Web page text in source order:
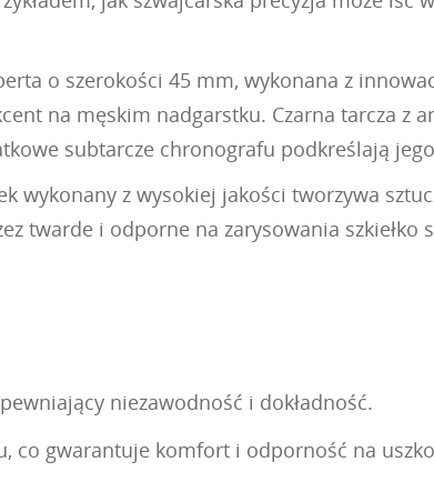
o szerokości 45 mm, wykonana z
na męskim nadgarstku. Czarna tarcza z
subtarcze chronografu podkreślają
wykonany z wysokiej jakości tworzywa
twarde i odporne na zarysowania
niezawodność i dokładność.
co gwarantuje komfort i odporność na